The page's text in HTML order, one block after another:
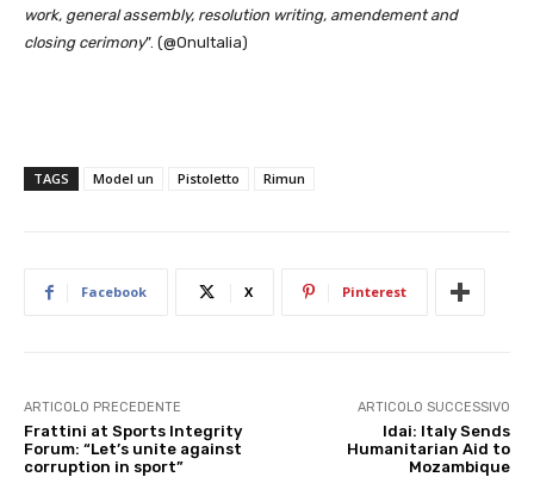
work, general assembly, resolution writing, amendement and
closing cerimony”. (@OnuItalia)
TAGS Model un Pistoletto Rimun
Facebook X Pinterest
ARTICOLO PRECEDENTE
Frattini at Sports Integrity
Forum: “Let’s unite against
corruption in sport”
ARTICOLO SUCCESSIVO
Idai: Italy Sends
Humanitarian Aid to
Mozambique